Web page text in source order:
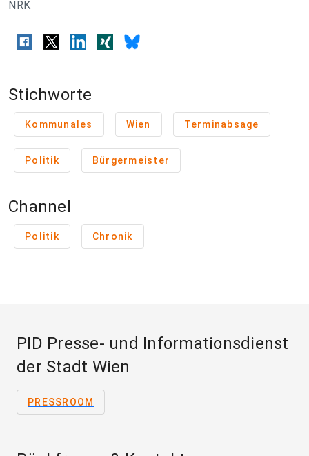
NRK
Stichworte
Kommunales Wien Terminabsage
Politik Bürgermeister
Channel
Politik Chronik
PID Presse- und Informationsdienst
der Stadt Wien
PRESSROOM